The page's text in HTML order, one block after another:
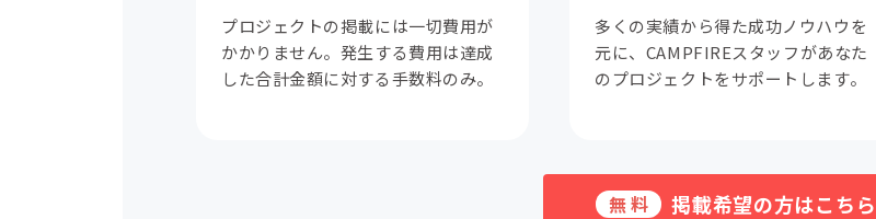
プロジェクトの掲載には一切費用が
かかりません。発生する費用は達成
した合計金額に対する手数料のみ。
多くの実績から得た成功ノウハウを
元に、CAMPFIREスタッフがあなた
のプロジェクトをサポートします。
無料 掲載希望の方はこちら